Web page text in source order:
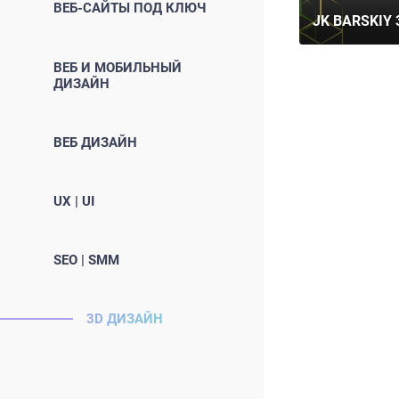
3D ДИЗАЙН
SEO | SMM
UX | UI
ВЕБ ДИЗАЙН
ВЕБ И МОБИЛЬНЫЙ
ДИЗАЙН
ВЕБ-САЙТЫ ПОД КЛЮЧ
JK BARSKIY